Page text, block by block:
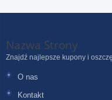
Nazwa Strony
Znajdź najlepsze kupony i
O nas
Kontakt